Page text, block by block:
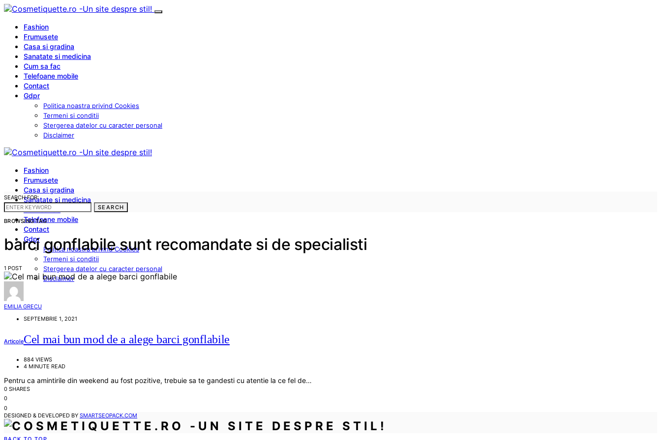
Fashion
Frumusete
Casa si gradina
Sanatate si medicina
Cum sa fac
Telefoane mobile
Contact
Gdpr
Politica noastra privind Cookies
Termeni si conditii
Stergerea datelor cu caracter personal
Disclaimer
Fashion
Frumusete
Casa si gradina
Sanatate si medicina
Cum sa fac
Telefoane mobile
Contact
Gdpr
Politica noastra privind Cookies
Termeni si conditii
Stergerea datelor cu caracter personal
Disclaimer
SEARCH FOR:
SEARCH
BROWSING TAG
barci gonflabile sunt recomandate si de specialisti
1 POST
EMILIA GRECU
SEPTEMBRIE 1, 2021
ArticoleCel mai bun mod de a alege barci gonflabile
884 VIEWS
4 MINUTE READ
Pentru ca amintirile din weekend au fost pozitive, trebuie sa te gandesti cu atentie la ce fel de…
0 SHARES
0
0
DESIGNED & DEVELOPED BY SMARTSEOPACK.COM